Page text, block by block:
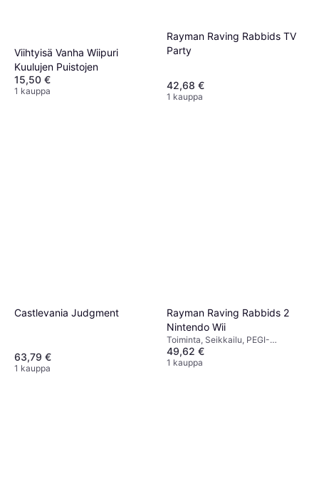
Viihtyisä Vanha Wiipuri
Kuulujen Puistojen
15,50 €
1 kauppa
Rayman Raving Rabbids TV
Party
42,68 €
1 kauppa
Castlevania Judgment
63,79 €
1 kauppa
Rayman Raving Rabbids 2
Nintendo Wii
Toiminta, Seikkailu, PEGI-
ikärajaus 3
49,62 €
1 kauppa